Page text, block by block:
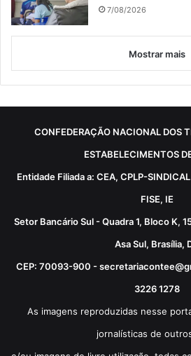
7/08/2026
Mostrar mais
CONFEDERAÇÃO NACIONAL DOS
ESTABELECIMENTOS
Entidade Filiada a: CEA, CPLP-
FISE, IE
Setor Bancário Sul - Quadra 1, Bloco K,
Asa Sul, Brasília,
CEP: 70093-900 -
3226 1278
As imagens reproduzidas nesse
jornalísticas de